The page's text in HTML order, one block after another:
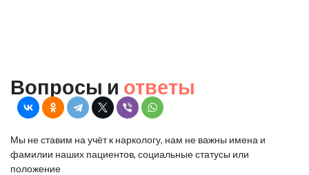
Вопросы и ответы
Мы не ставим на учёт к наркологу, нам не важны имена и
фамилии наших пациентов, социальные статусы или
положение